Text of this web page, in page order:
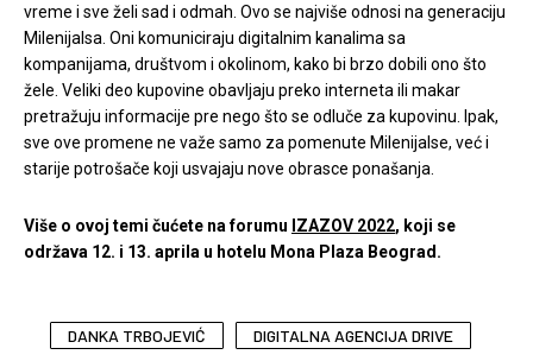
vreme i sve želi sad i odmah. Ovo se najviše odnosi na generaciju
Milenijalsa. Oni komuniciraju digitalnim kanalima sa
kompanijama, društvom i okolinom, kako bi brzo dobili ono što
žele. Veliki deo kupovine obavljaju preko interneta ili makar
pretražuju informacije pre nego što se odluče za kupovinu. Ipak,
sve ove promene ne važe samo za pomenute Milenijalse, već i
starije potrošače koji usvajaju nove obrasce ponašanja.
Više o ovoj temi čućete na forumu IZAZOV 2022, koji se
održava 12. i 13. aprila u hotelu Mona Plaza Beograd.
DANKA TRBOJEVIĆ DIGITALNA AGENCIJA DRIVE